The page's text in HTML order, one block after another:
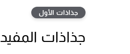
جذاذات الأول
جذاذات